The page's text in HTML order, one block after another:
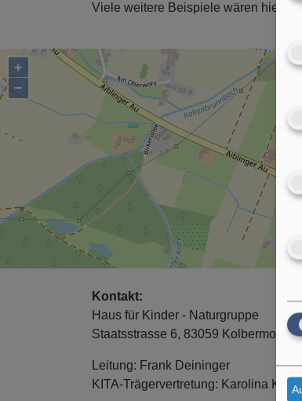
Viele weitere Beispiele wären hier
+
−
Kontakt:
Haus für Kinder - Naturgruppe
Staatsstrasse 6, 83059 Kolbermoor
Leitung: Frank Deininger
KITA-Trägervertretung: Karolina